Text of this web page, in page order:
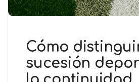
Cómo
sucesión